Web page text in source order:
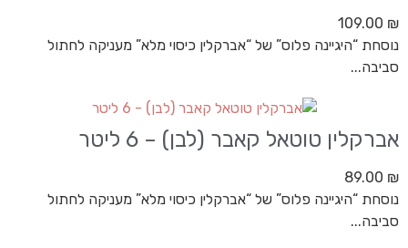
109.00 ₪
נוסחת “היגיינה פלוס” של “אברקלין כיסוי מלא” מעניקה לחתול
סביבה...
אברקלין טוטאל קאבר (לבן) – 6 ליטר
89.00 ₪
נוסחת “היגיינה פלוס” של “אברקלין כיסוי מלא” מעניקה לחתול
סביבה...